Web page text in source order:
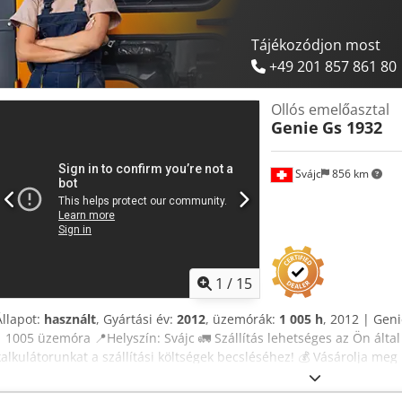
✔ Pénz-visszafizetési garancia ✔ Biztonságos és rugalmas
is fontolóra vesz? Hasznos eszközöket és forrásokat
és kezelőjének – könnyen elérhető platformunkon.
Tájékozódjon most
+49 201 857 861 80
1 / 15
Svájc 856 km
Ollós emelőasztal
Genie Gs 1932
használt, Gyártási év: 2012, üzemórák: 1 005 h, 2012 |
üzemóra 📍Helyszín: Svájc 🚛 Szállítás lehetséges az Ön
a szállítási költségek becsléséhez! 💰 Vásárolja
A fizetés a szállításkor lehetséges, egy kedvező díj
szakértő által ellenőrizve 25 ellenőrzési pont, ebből 21